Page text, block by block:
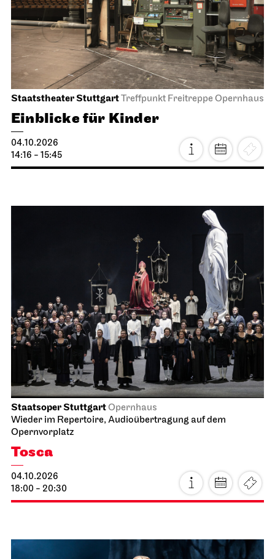
Staatstheater StuttgartTreffpunkt Freitreppe Opernhaus
Einblicke für Kinder
04.10.2026
14:16 - 15:45
Staatsoper StuttgartOpernhaus
Wieder im Repertoire, Audioübertragung auf dem
Opernvorplatz
Tosca
04.10.2026
18:00 - 20:30